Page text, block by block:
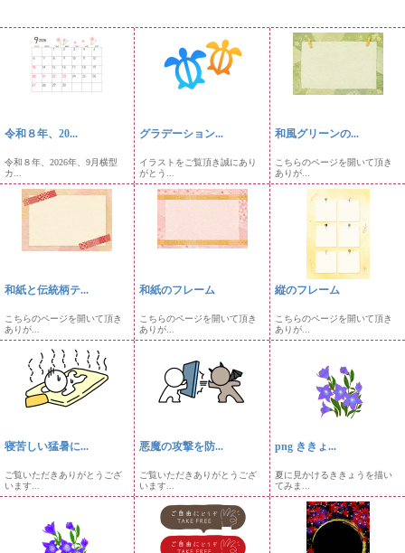
令和８年、20...
令和８年、2026年、9月横型
カ...
グラデーション...
イラストをご覧頂き誠にあり
がとう...
和風グリーンの...
こちらのページを開いて頂き
ありが...
和紙と伝統柄テ...
こちらのページを開いて頂き
ありが...
和紙のフレーム
こちらのページを開いて頂き
ありが...
縦のフレーム
こちらのページを開いて頂き
ありが...
寝苦しい猛暑に...
ご覧いただきありがとうござ
います...
悪魔の攻撃を防...
ご覧いただきありがとうござ
います...
png ききょ...
夏に見かけるききょうを描い
てみま...